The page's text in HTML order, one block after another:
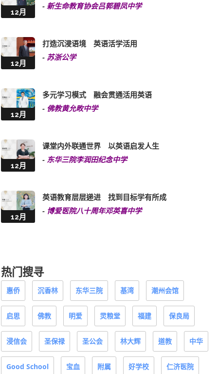
12月
- 新生命教育协会吕郭碧凤中学
12月
打造沉浸语境 英语活学活用
- 苏浙公学
12月
多元学习模式 融会贯通活用英语
- 佛教黄允畋中学
12月
课堂内外联通世界 以英语启发人生
- 东华三院李润田纪念中学
12月
英语教育层层递进 找到目标学有所成
- 博爱医院八十周年邓英喜中学
热门搜寻
惠侨 沉香林 东华三院 基湾 潮州会馆
启思 佛教 明爱 灵粮堂 福建 保良局
浸信会 圣保禄 圣公会 林大辉 道教 中华
Good School 宝血 附属 好学校 仁济医院